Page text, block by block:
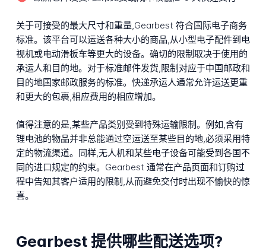
关于可接受的最大尺寸和重量,Gearbest 符合国际电子商务
标准。该平台可以运送各种大小的商品,从小型电子配件到电
视机或电动滑板车等更大的设备。确切的限制取决于使用的
承运人和目的地。对于标准邮件发货,限制对应于中国邮政和
目的地国家邮政服务的标准。快递承运人通常允许运送更重
和更大的包裹,相应费用的相应增加。
值得注意的是,某些产品类别受到特殊运输限制。例如,含有
锂电池的物品并非总能通过空运送至某些目的地,必须采用特
定的物流渠道。同样,无人机和某些电子设备可能受到各国不
同的进口规定的约束。Gearbest 通常在产品页面和订购过
程中告知其客户适用的限制,从而避免交付时出现不愉快的惊
喜。
Gearbest 提供哪些配送选项?